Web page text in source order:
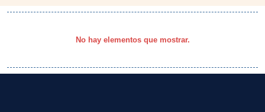
No hay elementos que mostrar.